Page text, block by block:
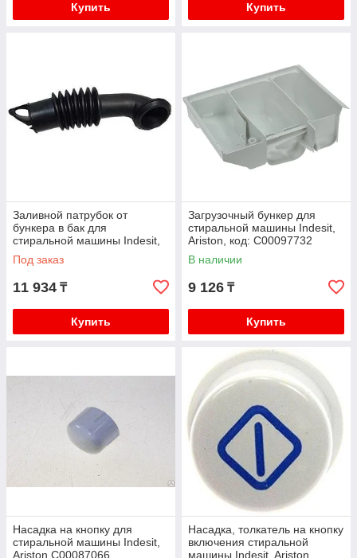
Купить Купить
Заливной патрубок от
бункера в бак для
стиральной машины Indesit,
Ariston C00066183
Под заказ
11 934 ₸
Купить
Загрузочный бункер для
стиральной машины Indesit,
Ariston, код: C00097732
В наличии
9 126 ₸
Купить
Насадка на кнопку для
стиральной машины Indesit,
Ariston C00087066
Насадка, толкатель на кнопку
включения стиральной
машины Indesit, Ariston